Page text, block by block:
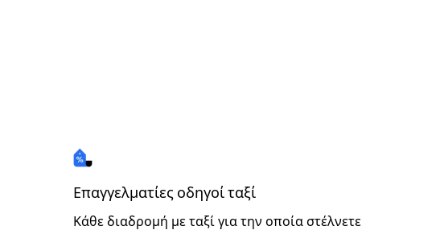
Επαγγελματίες οδηγοί ταξί
Κάθε διαδρομή με ταξί για την οποία στέλνετε